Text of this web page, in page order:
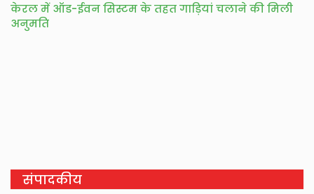
केरल में ऑड-ईवन सिस्टम के तहत गाड़ियां चलाने की मिली
अनुमति
संपादकीय